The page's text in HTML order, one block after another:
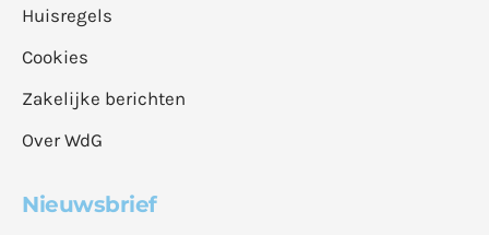
Huisregels
Cookies
Zakelijke berichten
Over WdG
Nieuwsbrief